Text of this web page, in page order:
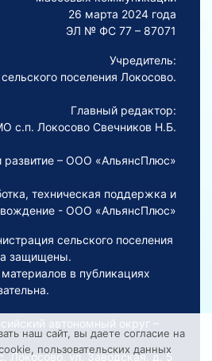
26 марта 2024 года
ЭЛ № ФС 77 – 87071
Учредитель:
поселения Локосово.
Главный редактор:
с.п. Локосово Свечников Н.Б.
развитие – ООО «АльянсПлюс»
техническая поддержка и
- ООО «АльянсПлюс»
сельского поселения
защищены.
в публикациях
автономный округ –
Локосово, ул. Заводская, д. 5
наш сайт, вы даете согласие на
пользовательских данных